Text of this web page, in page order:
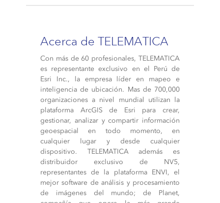
Acerca de TELEMATICA
Con más de 60 profesionales, TELEMATICA
es representante exclusivo en el Perú de
Esri Inc., la empresa líder en mapeo e
inteligencia de ubicación. Mas de 700,000
organizaciones a nivel mundial utilizan la
plataforma ArcGIS de Esri para crear,
gestionar, analizar y compartir información
geoespacial en todo momento, en
cualquier lugar y desde cualquier
dispositivo. TELEMATICA además es
distribuidor exclusivo de NV5,
representantes de la plataforma ENVI, el
mejor software de análisis y procesamiento
de imágenes del mundo; de Planet,